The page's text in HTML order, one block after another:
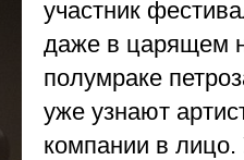
участник
даже в царящем
полумраке
уже узнают
компании в лицо.